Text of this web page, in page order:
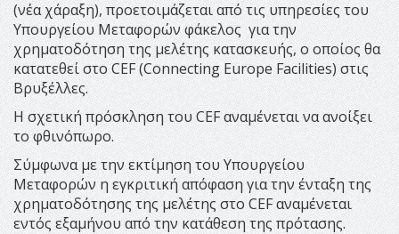
(νέα χάραξη), προετοιμάζεται από τις υπηρεσίες του
Υπουργείου Μεταφορών φάκελος για την
χρηματοδότηση της μελέτης κατασκευής, ο οποίος θα
κατατεθεί στο CEF (Connecting Europe Facilities) στις
Βρυξέλλες.
Η σχετική πρόσκληση του CEF αναμένεται να ανοίξει
το φθινόπωρο.
Σύμφωνα με την εκτίμηση του Υπουργείου
Μεταφορών η εγκριτική απόφαση για την ένταξη της
χρηματοδότησης της μελέτης στο CEF αναμένεται
εντός εξαμήνου από την κατάθεση της πρότασης.